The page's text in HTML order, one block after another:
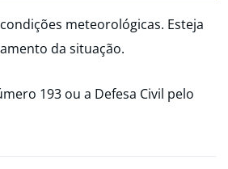
meteorológicas. Esteja
da situação.
193 ou a Defesa Civil pelo